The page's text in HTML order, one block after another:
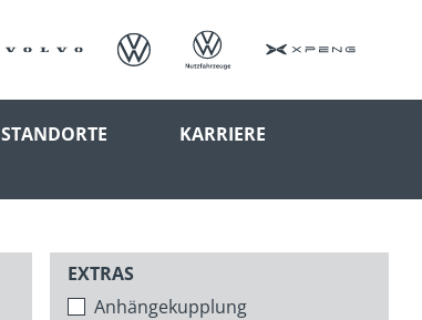
STANDORTE KARRIERE
EXTRAS
Anhängekupplung